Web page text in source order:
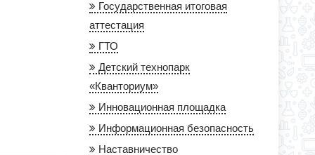
Государственная итоговая
аттестация
ГТО
Детский технопарк
«Кванториум»
Инновационная площадка
Информационная безопасность
Наставничество